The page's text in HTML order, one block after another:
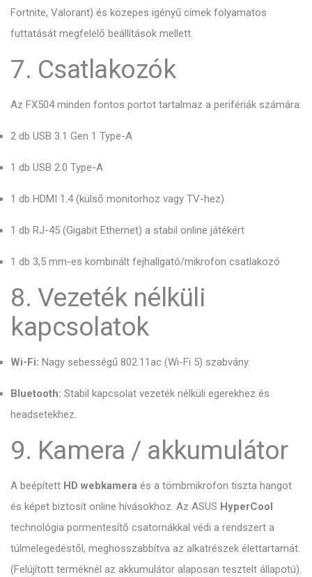
Fortnite, Valorant) és közepes igényű címek folyamatos
futtatását megfelelő beállítások mellett.
7. Csatlakozók
Az FX504 minden fontos portot tartalmaz a perifériák számára:
2 db USB 3.1 Gen 1 Type-A
1 db USB 2.0 Type-A
1 db HDMI 1.4 (külső monitorhoz vagy TV-hez)
1 db RJ-45 (Gigabit Ethernet) a stabil online játékért
1 db 3,5 mm-es kombinált fejhallgató/mikrofon csatlakozó
8. Vezeték nélküli
kapcsolatok
Wi-Fi: Nagy sebességű 802.11ac (Wi-Fi 5) szabvány.
Bluetooth: Stabil kapcsolat vezeték nélküli egerekhez és
headsetekhez.
9. Kamera / akkumulátor
A beépített HD webkamera és a tömbmikrofon tiszta hangot
és képet biztosít online hívásokhoz. Az ASUS HyperCool
technológia pormentesítő csatornákkal védi a rendszert a
túlmelegedéstől, meghosszabbítva az alkatrészek élettartamát.
(Felújított terméknél az akkumulátor alaposan tesztelt állapotú).